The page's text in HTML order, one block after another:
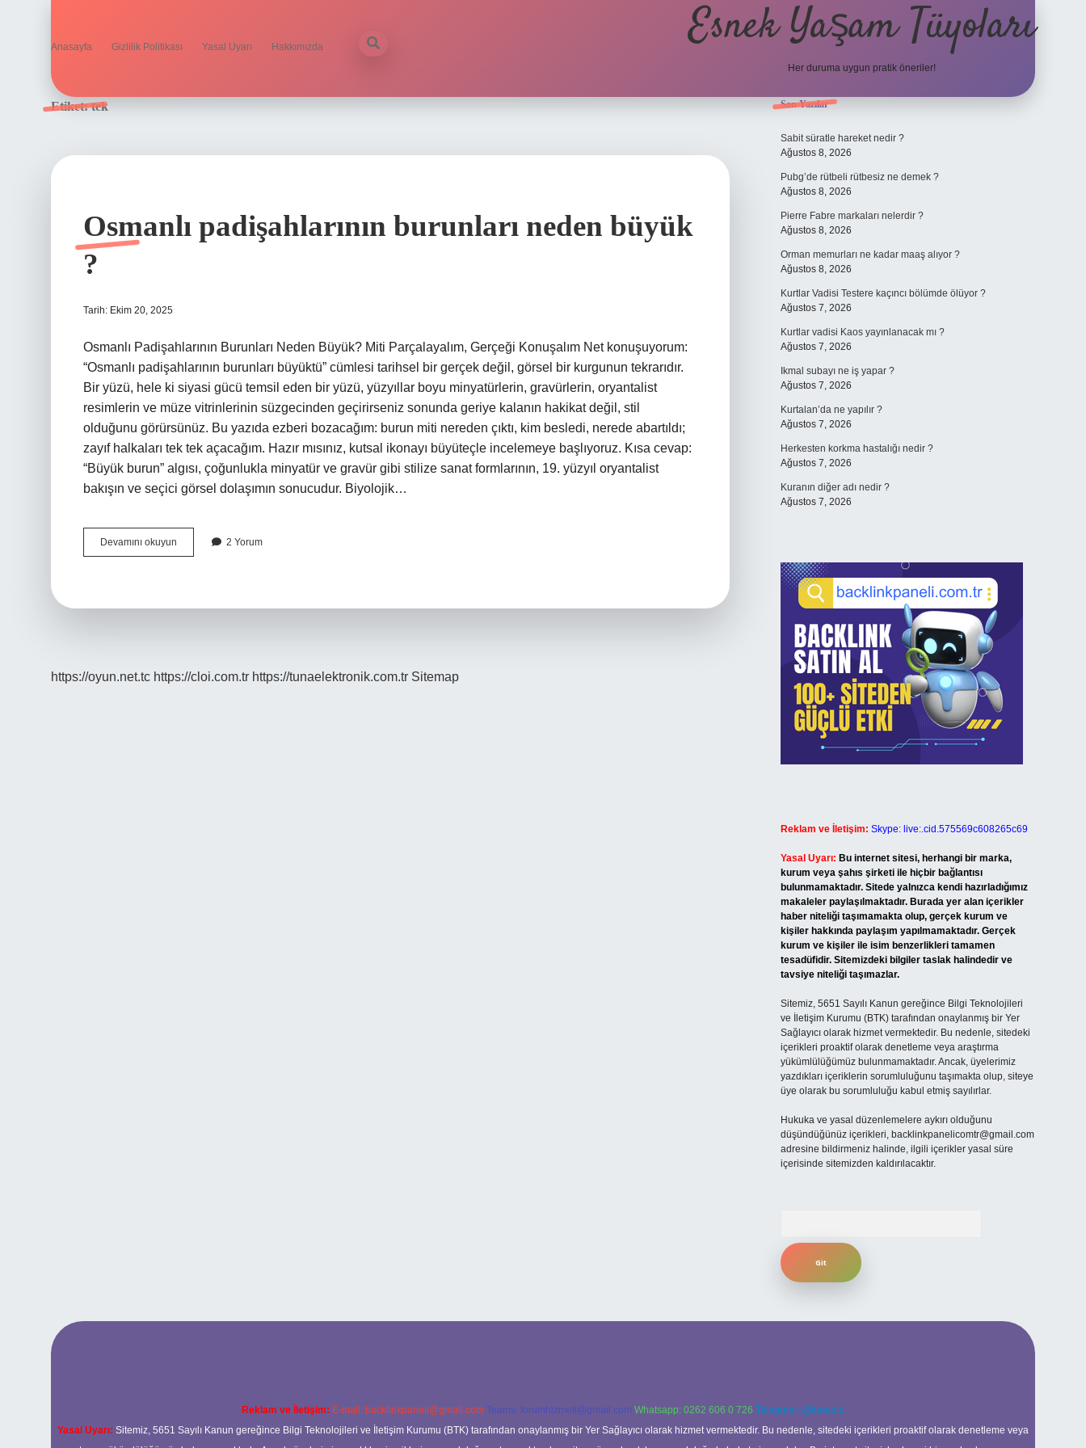
Anasayfa Gizlilik Politikası Yasal Uyarı Hakkımızda Esnek Yaşam Tüyoları
Her duruma uygun pratik öneriler!
Etiket:tek
Osmanlı padişahlarının burunları neden büyük
?
Tarih: Ekim 20, 2025
Osmanlı Padişahlarının Burunları Neden Büyük? Miti Parçalayalım, Gerçeği Konuşalım Net konuşuyorum:
“Osmanlı padişahlarının burunları büyüktü” cümlesi tarihsel bir gerçek değil, görsel bir kurgunun tekrarıdır.
Bir yüzü, hele ki siyasi gücü temsil eden bir yüzü, yüzyıllar boyu minyatürlerin, gravürlerin, oryantalist
resimlerin ve müze vitrinlerinin süzgecinden geçirirseniz sonunda geriye kalanın hakikat değil, stil
olduğunu görürsünüz. Bu yazıda ezberi bozacağım: burun miti nereden çıktı, kim besledi, nerede abartıldı;
zayıf halkaları tek tek açacağım. Hazır mısınız, kutsal ikonayı büyüteçle incelemeye başlıyoruz. Kısa cevap:
“Büyük burun” algısı, çoğunlukla minyatür ve gravür gibi stilize sanat formlarının, 19. yüzyıl oryantalist
bakışın ve seçici görsel dolaşımın sonucudur. Biyolojik…
Devamını okuyun Osmanlı
padişahlarının
2 Yorum
https://oyun.net.tc https://cloi.com.tr https://tunaelektronik.com.tr Sitemap
Sidebar
Son Yazılar
Sabit süratle hareket nedir ?
Ağustos 8, 2026
Pubg’de rütbeli rütbesiz ne demek ?
Ağustos 8, 2026
Pierre Fabre markaları nelerdir ?
Ağustos 8, 2026
Orman memurları ne kadar maaş alıyor ?
Ağustos 8, 2026
Kurtlar Vadisi Testere kaçıncı bölümde ölüyor ?
Ağustos 7, 2026
Kurtlar vadisi Kaos yayınlanacak mı ?
Ağustos 7, 2026
Ikmal subayı ne iş yapar ?
Ağustos 7, 2026
Kurtalan’da ne yapılır ?
Ağustos 7, 2026
Herkesten korkma hastalığı nedir ?
Ağustos 7, 2026
Kuranın diğer adı nedir ?
Ağustos 7, 2026
Reklam ve İletişim: Skype: live:.cid.575569c608265c69
Yasal Uyarı: Bu internet sitesi, herhangi bir marka,
kurum veya şahıs şirketi ile hiçbir bağlantısı
bulunmamaktadır. Sitede yalnızca kendi hazırladığımız
makaleler paylaşılmaktadır. Burada yer alan içerikler
haber niteliği taşımamakta olup, gerçek kurum ve
kişiler hakkında paylaşım yapılmamaktadır. Gerçek
kurum ve kişiler ile isim benzerlikleri tamamen
tesadüfidir. Sitemizdeki bilgiler taslak halindedir ve
tavsiye niteliği taşımazlar.
Sitemiz, 5651 Sayılı Kanun gereğince Bilgi Teknolojileri
ve İletişim Kurumu (BTK) tarafından onaylanmış bir Yer
Sağlayıcı olarak hizmet vermektedir. Bu nedenle, sitedeki
içerikleri proaktif olarak denetleme veya araştırma
yükümlülüğümüz bulunmamaktadır. Ancak, üyelerimiz
yazdıkları içeriklerin sorumluluğunu taşımakta olup, siteye
üye olarak bu sorumluluğu kabul etmiş sayılırlar.
Hukuka ve yasal düzenlemelere aykırı olduğunu
düşündüğünüz içerikleri, backlinkpanelicomtr@gmail.com
adresine bildirmeniz halinde, ilgili içerikler yasal süre
içerisinde sitemizden kaldırılacaktır.
Reklam ve İletişim: E-mail: backlinkpaneli@gmail.com Teams: forumhizmeti@gmail.com Whatsapp: 0262 606 0 726 Telegram: @karabul
Yasal Uyarı: Sitemiz, 5651 Sayılı Kanun gereğince Bilgi Teknolojileri ve İletişim Kurumu (BTK) tarafından onaylanmış bir Yer Sağlayıcı olarak hizmet vermektedir. Bu nedenle, sitedeki içerikleri proaktif olarak denetleme veya